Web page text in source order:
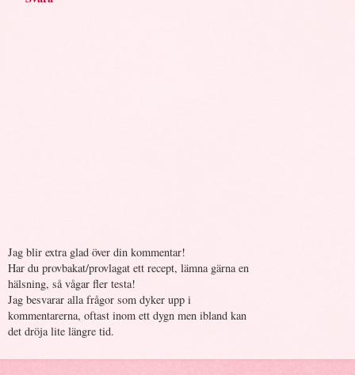
Jag blir extra glad över din kommentar!
Har du provbakat/provlagat ett recept, lämna gärna en
hälsning, så vågar fler testa!
Jag besvarar alla frågor som dyker upp i
kommentarerna, oftast inom ett dygn men ibland kan
det dröja lite längre tid.